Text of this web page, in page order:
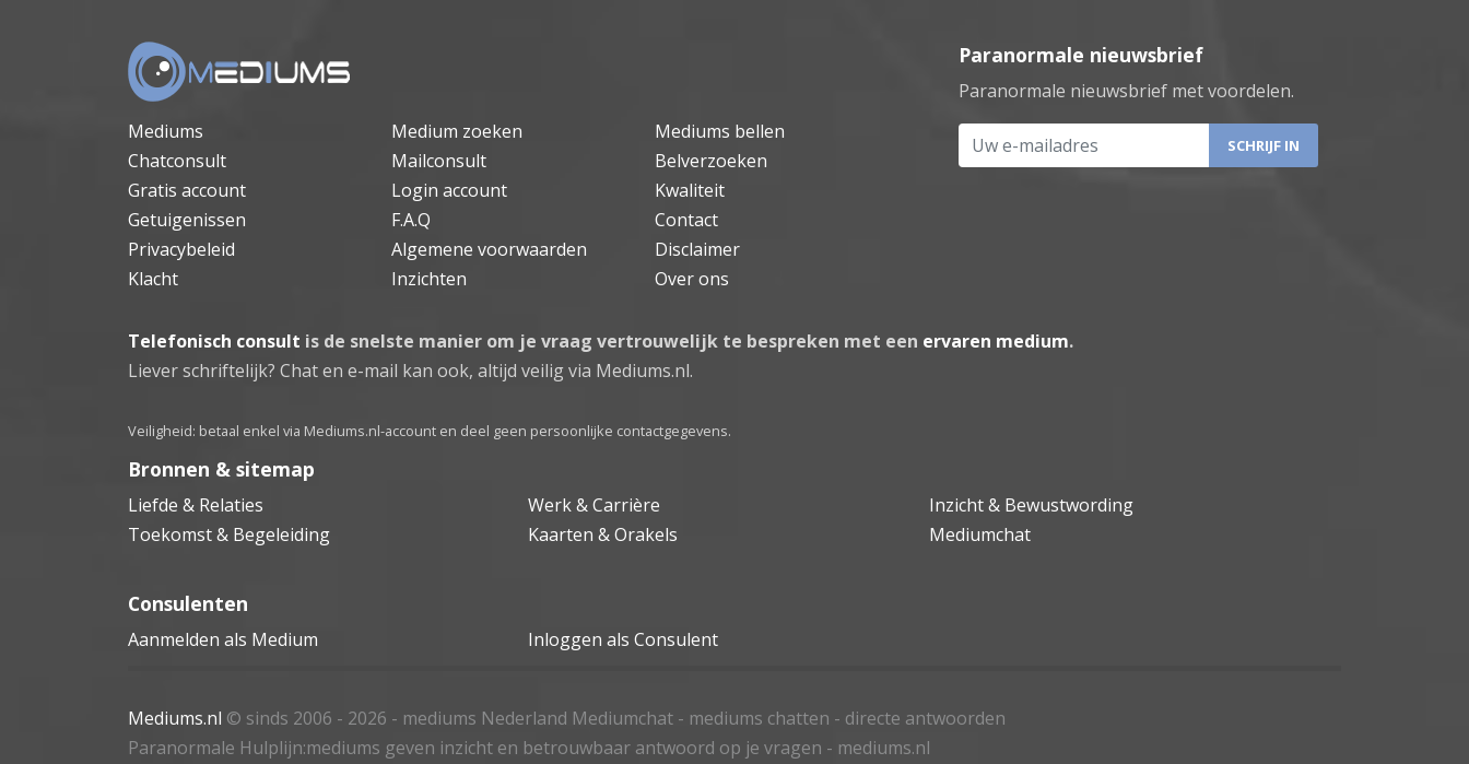
Mediums Medium zoeken
Mediums bellen
Chatconsult
Mailconsult
Belverzoeken
Gratis account
Login account
Kwaliteit
Getuigenissen
F.A.Q
Contact
Privacybeleid
Algemene voorwaarden
Disclaimer
Klacht
Inzichten Over ons
Paranormale nieuwsbrief
Paranormale nieuwsbrief met voordelen.
Uw e-mailadres
Telefonisch consult is de snelste manier om je vraag vertrouwelijk te bespreken met een ervaren medium.
Liever schriftelijk? Chat en e-mail kan ook, altijd veilig via Mediums.nl.
Veiligheid: betaal enkel via Mediums.nl-account en deel geen persoonlijke contactgegevens.
Bronnen & sitemap
Liefde & Relaties Werk & Carrière
Inzicht & Bewustwording
Toekomst & Begeleiding
Kaarten & Orakels Mediumchat
Consulenten
Aanmelden als Medium Inloggen als Consulent
Mediums.nl © sinds 2006 - 2026 - mediums Nederland Mediumchat - mediums chatten - directe antwoorden
Paranormale Hulplijn:mediums geven inzicht en betrouwbaar antwoord op je vragen - mediums.nl